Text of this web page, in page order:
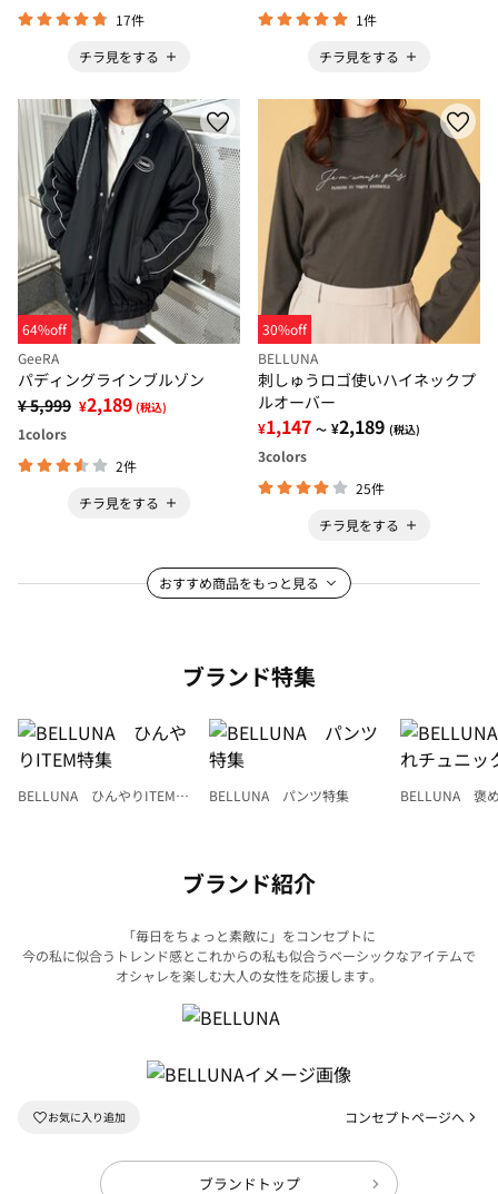
17件
チラ見をする
1件
チラ見をする
64%off
GeeRA
パディングラインブルゾン
¥ 5,999 ¥2,189 (税込)
1colors
2件
チラ見をする
30%off
BELLUNA
刺しゅうロゴ使いハイネックプ
ルオーバー
¥1,147 ～ ¥2,189 (税込)
3colors
25件
チラ見をする
おすすめ商品をもっと見る
ブランド特集
BELLUNA ひんやりITEM特
BELLUNA パンツ特集
BELLUNA 褒
ブランド紹介
「毎日をちょっと素敵に」をコンセプトに
今の私に似合うトレンド感とこれからの私も似合うベーシックなアイテムで
オシャレを楽しむ大人の女性を応援します。
コンセプトページへ
ブランドトップ